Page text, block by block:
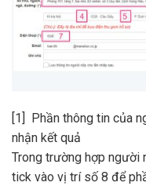
[1] Phần thông tin của
nhận kết quả
Trong trường hợp người
tick vào vị trí số 8 để